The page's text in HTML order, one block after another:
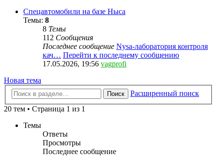
Спецавтомобили на базе Ныса
Темы: 8
8 Темы
112 Сообщения
Последнее сообщение Nysa-лаборатория контроля
кач… Перейти к последнему сообщению
17.05.2026, 19:56 vagprofi
Новая тема
Поиск
Расширенный поиск
20 тем • Страница 1 из 1
Темы
Ответы
Просмотры
Последнее сообщение